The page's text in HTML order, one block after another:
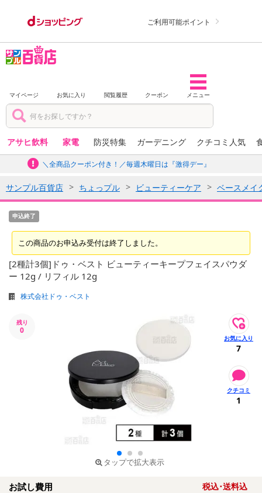
ご利用可能ポイント
マイページ お気に入り 閲覧履歴 クーポン メニュー
アサヒ飲料 家電 防災特集 ガーデニング クチコミ人気
＼全商品クーポン付き！／毎週木曜日は『激得デー』
サンプル百貨店 ちょっプル ビューティーケア ベースメイ
申込終了
この商品のお申込み受付は終了しました。
[2種計3個]ドゥ・ベスト ビューティーキープフェイスパウダ
ー 12g / リフィル 12g
株式会社ドゥ・ベスト
残り
0
タップで拡大表示
7
1
お試し費用 税込･送料込